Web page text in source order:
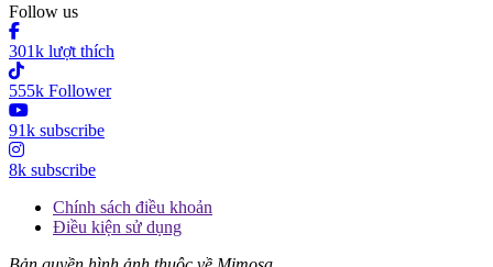
Follow us
301k lượt thích
555k Follower
91k subscribe
8k subscribe
Chính sách điều khoản
Điều kiện sử dụng